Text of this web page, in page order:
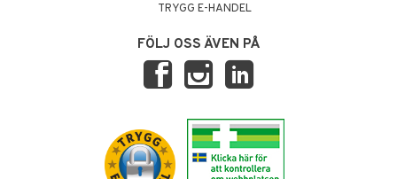
TRYGG E-HANDEL
FÖLJ OSS ÄVEN PÅ